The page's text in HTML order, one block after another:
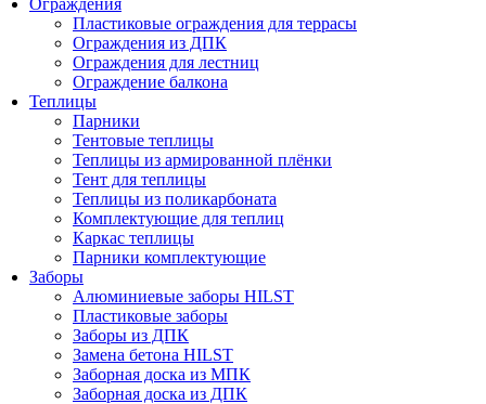
Ограждения
Пластиковые ограждения для террасы
Ограждения из ДПК
Ограждения для лестниц
Ограждение балкона
Теплицы
Парники
Тентовые теплицы
Теплицы из армированной плёнки
Тент для теплицы
Теплицы из поликарбоната
Комплектующие для теплиц
Каркас теплицы
Парники комплектующие
Заборы
Алюминиевые заборы HILST
Пластиковые заборы
Заборы из ДПК
Замена бетона HILST
Заборная доска из МПК
Заборная доска из ДПК